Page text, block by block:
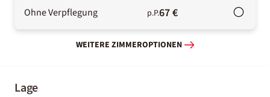
Ohne Verpflegung p.P.67 €
WEITERE ZIMMEROPTIONEN
Lage